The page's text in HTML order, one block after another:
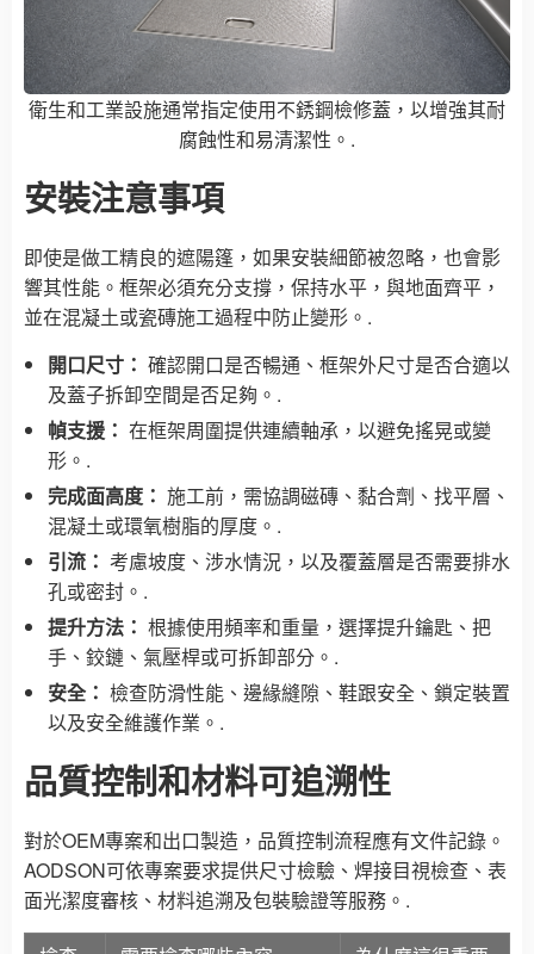
衛生和工業設施通常指定使用不銹鋼檢修蓋，以增強其耐
腐蝕性和易清潔性。.
安裝注意事項
即使是做工精良的遮陽篷，如果安裝細節被忽略，也會影
響其性能。框架必須充分支撐，保持水平，與地面齊平，
並在混凝土或瓷磚施工過程中防止變形。.
開口尺寸： 確認開口是否暢通、框架外尺寸是否合適以
及蓋子拆卸空間是否足夠。.
幀支援： 在框架周圍提供連續軸承，以避免搖晃或變
形。.
完成面高度： 施工前，需協調磁磚、黏合劑、找平層、
混凝土或環氧樹脂的厚度。.
引流： 考慮坡度、涉水情況，以及覆蓋層是否需要排水
孔或密封。.
提升方法： 根據使用頻率和重量，選擇提升鑰匙、把
手、鉸鏈、氣壓桿或可拆卸部分。.
安全： 檢查防滑性能、邊緣縫隙、鞋跟安全、鎖定裝置
以及安全維護作業。.
品質控制和材料可追溯性
對於OEM專案和出口製造，品質控制流程應有文件記錄。
AODSON可依專案要求提供尺寸檢驗、焊接目視檢查、表
面光潔度審核、材料追溯及包裝驗證等服務。.